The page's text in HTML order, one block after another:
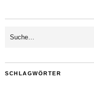
SCHLAGWÖRTER